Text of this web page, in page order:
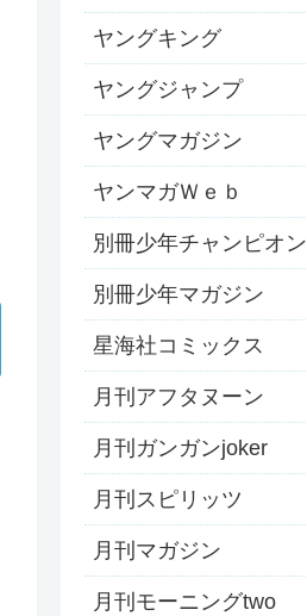
ヤングキング
ヤングジャンプ
ヤングマガジン
ヤンマガＷｅｂ
別冊少年チャンピオン
別冊少年マガジン
星海社コミックス
月刊アフタヌーン
月刊ガンガンjoker
月刊スピリッツ
月刊マガジン
月刊モーニングtwo